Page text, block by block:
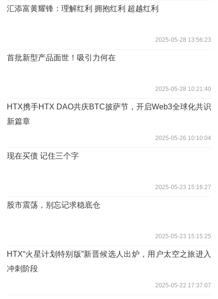
汇添富黄耀锋：理解红利 拥抱红利 超越红利
2025-05-28 13:56:23
首批新型产品面世！吸引力何在
2025-05-28 10:21:40
HTX携手HTX DAO共庆BTC披萨节，开启Web3全球化共识
新篇章
2025-05-26 10:10:04
现在买债 记住三个字
2025-05-23 15:16:27
股市震荡，别忘记求稳底仓
2025-05-23 15:15:25
HTX“火星计划特别版”新晋候选人出炉，用户太空之旅进入
冲刺阶段
2025-05-22 17:37:07